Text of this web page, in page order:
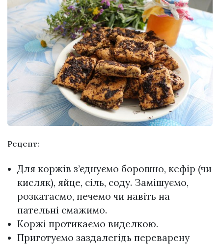
Рецепт:
Для коржів з’єднуємо борошно, кефір (чи
кисляк), яйце, сіль, соду. Замішуємо,
розкатаємо, печемо чи навіть на
пательні смажимо.
Коржі протикаємо виделкою.
Приготуємо заздалегідь переварену